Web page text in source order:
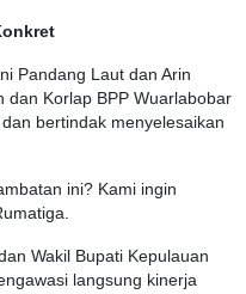
Pandang Laut dan Arin
dan Korlap BPP Wuarlabobar
bertindak menyelesaikan
ini? Kami ingin
Wakil Bupati Kepulauan
langsung kinerja